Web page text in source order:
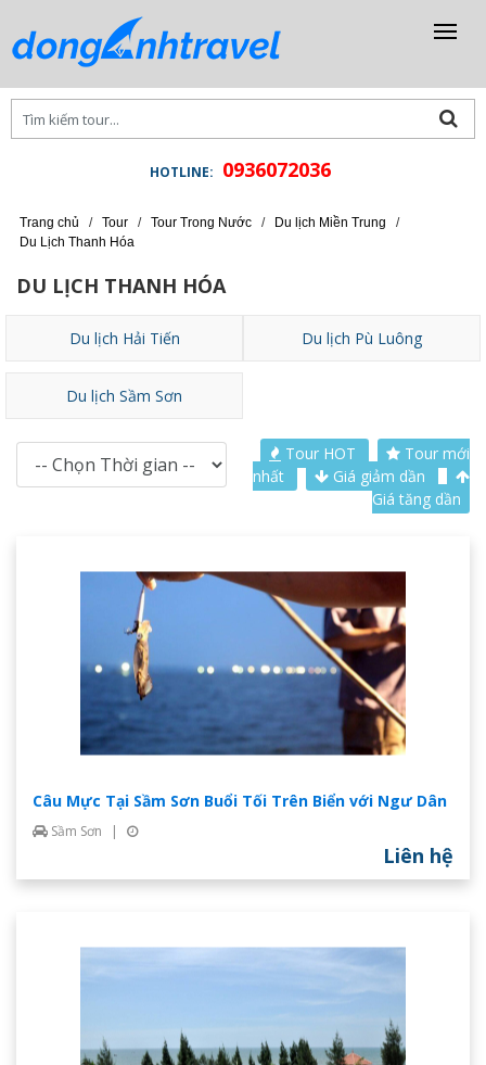
HOTLINE: 0936072036
Trang chủ / Tour / Tour Trong Nước / Du lịch Miền Trung
/
Du Lịch Thanh Hóa
DU LỊCH THANH HÓA
Du lịch Hải Tiến Du lịch Pù Luông
Du lịch Sầm Sơn
Tour HOT
Tour mới
nhất
Giá giảm dần
Giá tăng dần
Câu Mực Tại Sầm Sơn Buổi Tối Trên Biển với Ngư Dân
Sầm Sơn |
Liên hệ